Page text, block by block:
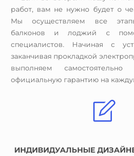
работ, вам не нужно будет о
Мы осуществляем все этапы
балконов и лоджий с
специалистов. Начиная с
заканчивая прокладкой
выполняем
официальную гарантию на
ИНДИВИДУАЛЬНЫЕ